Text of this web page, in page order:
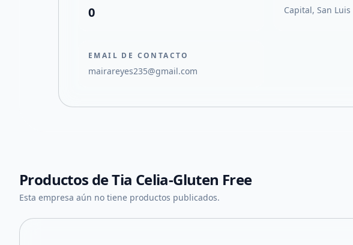
0 Capital, San Luis
EMAIL DE CONTACTO
mairareyes235@gmail.com
Productos deTia Celia-Gluten Free
Esta empresa aún no tiene productos publicados.